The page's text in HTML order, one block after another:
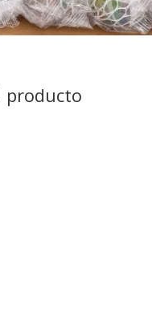
producto